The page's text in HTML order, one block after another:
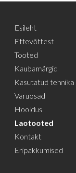
Esileht
Ettevõttest
Tooted
Kaubamärgid
Kasutatud tehnika
Varuosad
Hooldus
Laotooted
Kontakt
Eripakkumised